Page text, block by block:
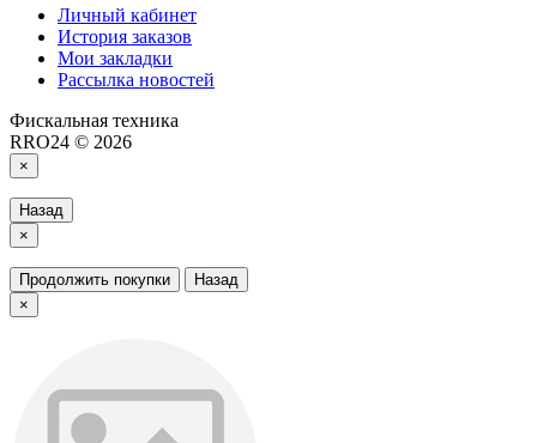
Личный кабинет
История заказов
Мои закладки
Рассылка новостей
Фискальная техника
RRO24 © 2026
×
Назад
×
Продолжить покупки
Назад
×